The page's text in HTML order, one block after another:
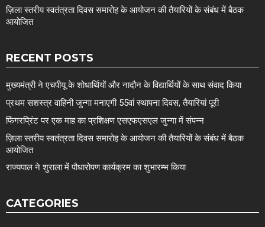
ज़िला स्तरीय स्वतंत्रता दिवस समारोह के आयोजन की तैयारियों के संबंध में बैठक
आयोजित
RECENT POSTS
मुख्यमंत्री ने एचपीयू के शोधार्थियों और नादौन के विद्यार्थियों के साथ संवाद किया
प्रथम सशस्त्र वाहिनी जुन्गा मनाएगी 55वां स्थापना दिवस, तैयारियां पूरी
फिंगरप्रिंट पर एक माह का प्रशिक्षण एसएफएसएल जुन्गा में संपन्न
ज़िला स्तरीय स्वतंत्रता दिवस समारोह के आयोजन की तैयारियों के संबंध में बैठक
आयोजित
राज्यपाल ने शुराला में पौधारोपण कार्यक्रम का शुभारम्भ किया
CATEGORIES